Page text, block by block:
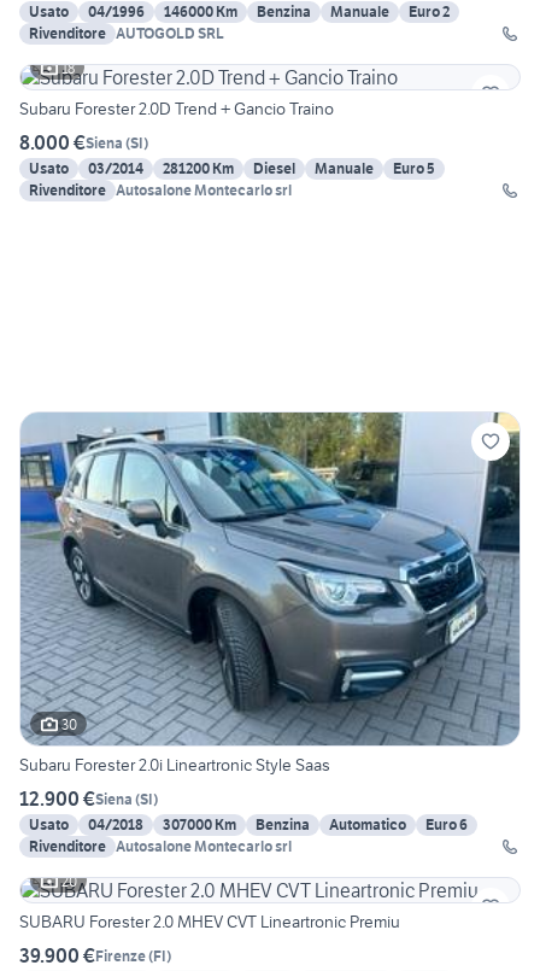
Usato
04/1996 146000 Km Benzina Manuale
Euro 2
Rivenditore AUTOGOLD SRL
18
Subaru Forester 2.0D Trend + Gancio Traino
8.000 €Siena (SI)
Usato
03/2014 281200 Km Diesel Manuale
Euro 5
Rivenditore Autosalone Montecarlo srl
30
Subaru Forester 2.0i Lineartronic Style Saas
12.900 €Siena (SI)
Usato
04/2018 307000 Km Benzina Automatico
Euro 6
Rivenditore Autosalone Montecarlo srl
20
SUBARU Forester 2.0 MHEV CVT Lineartronic Premiu
39.900 €Firenze(FI)